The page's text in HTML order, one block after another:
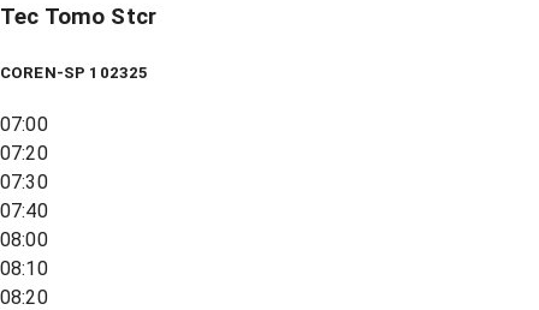
Tec Tomo Stcr
COREN-SP 102325
07:00
07:20
07:30
07:40
08:00
08:10
08:20